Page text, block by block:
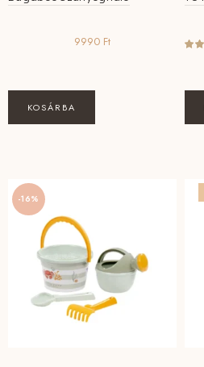
9990 Ft
KOSÁRBA
-16%